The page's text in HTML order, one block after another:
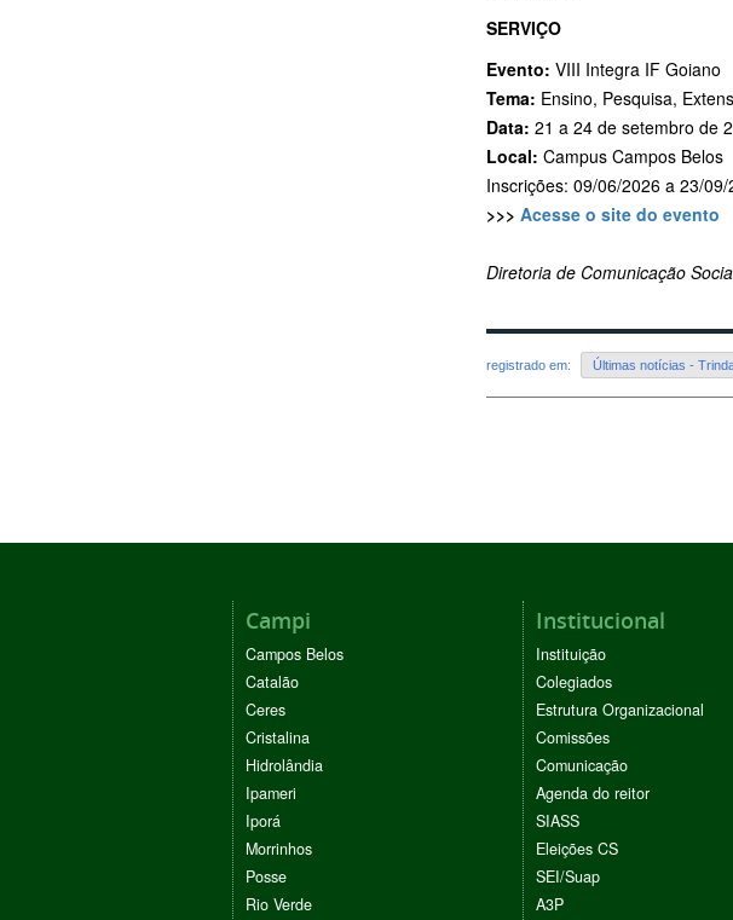
SERVIÇO
Evento: VIII Integra IF Goiano
Tema: Ensino, Pesquisa,
Data: 21 a 24 de setembro de
Local: Campus Campos Belos
Inscrições: 09/06/2026 a 23/
>>> Acesse o site do evento
Diretoria de Comunicação
registrado em: Últimas notícias -
Campi
Campos Belos
Catalão
Ceres
Cristalina
Hidrolândia
Ipameri
Iporá
Morrinhos
Posse
Rio Verde
Institucional
Instituição
Colegiados
Estrutura Organizacional
Comissões
Comunicação
Agenda do reitor
SIASS
Eleições CS
SEI/Suap
A3P